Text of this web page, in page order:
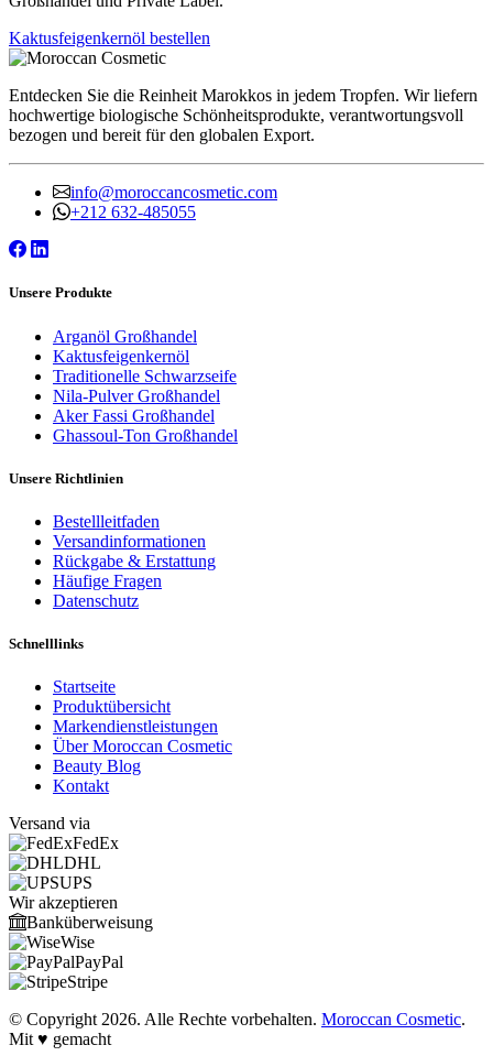
Kaktusfeigenkernöl bestellen
Entdecken Sie die Reinheit Marokkos in jedem Tropfen. Wir liefern
hochwertige biologische Schönheitsprodukte, verantwortungsvoll
bezogen und bereit für den globalen Export.
info@moroccancosmetic.com
+212 632-485055
Unsere Produkte
Arganöl Großhandel
Kaktusfeigenkernöl
Traditionelle Schwarzseife
Nila-Pulver Großhandel
Aker Fassi Großhandel
Ghassoul-Ton Großhandel
Unsere Richtlinien
Bestellleitfaden
Versandinformationen
Rückgabe & Erstattung
Häufige Fragen
Datenschutz
Schnelllinks
Startseite
Produktübersicht
Markendienstleistungen
Über Moroccan Cosmetic
Beauty Blog
Kontakt
Versand via
FedEx
DHL
UPS
Wir akzeptieren
Banküberweisung
Wise
PayPal
Stripe
© Copyright 2026. Alle Rechte vorbehalten. Moroccan Cosmetic.
Mit ♥ gemacht